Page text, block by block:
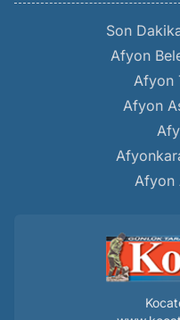
Son
Afyon
Afyon
Afyon
Afyon